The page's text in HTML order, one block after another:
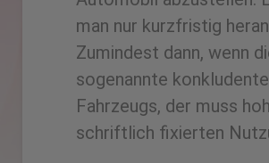
man nur kurzfristig
Zumindest dann, wenn
sogenannte
Fahrzeugs, der muss
schriftlich fixierten